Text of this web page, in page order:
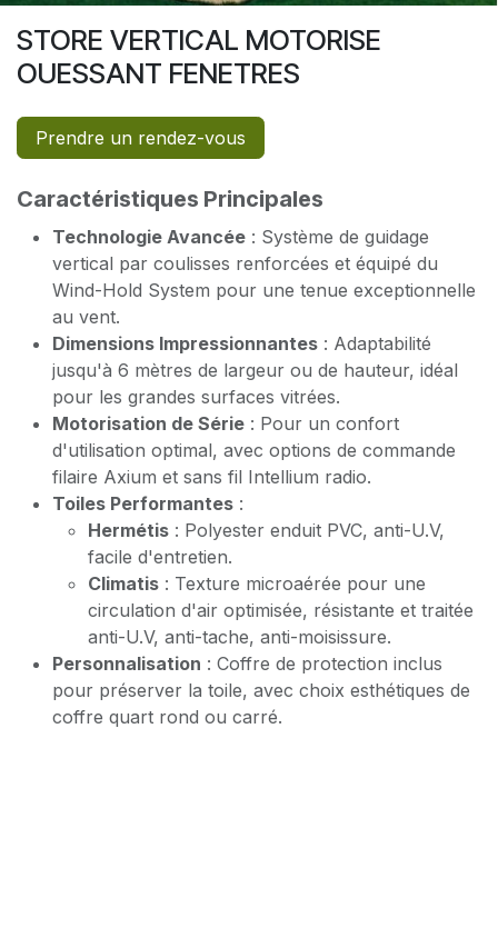
STORE VERTICAL MOTORISE
OUESSANT FENETRES
Prendre un rendez-vous
Caractéristiques Principales
Technologie Avancée : Système de guidage
vertical par coulisses renforcées et équipé du
Wind-Hold System pour une tenue exceptionnelle
au vent.
Dimensions Impressionnantes : Adaptabilité
jusqu'à 6 mètres de largeur ou de hauteur, idéal
pour les grandes surfaces vitrées.
Motorisation de Série : Pour un confort
d'utilisation optimal, avec options de commande
filaire Axium et sans fil Intellium radio.
Toiles Performantes :
Hermétis : Polyester enduit PVC, anti-U.V,
facile d'entretien.
Climatis : Texture microaérée pour une
circulation d'air optimisée, résistante et traitée
anti-U.V, anti-tache, anti-moisissure.
Personnalisation : Coffre de protection inclus
pour préserver la toile, avec choix esthétiques de
coffre quart rond ou carré.